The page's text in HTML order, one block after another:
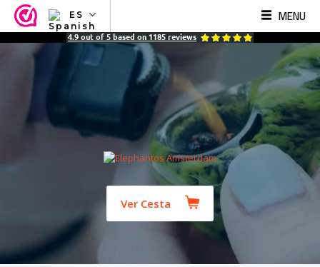
ES
NL
ES
MENU
4.9 out of 5 based on 1185 reviews
Ver Cesta